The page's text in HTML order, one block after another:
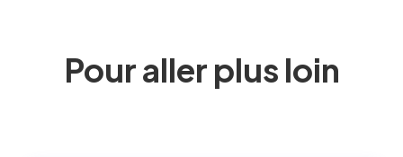
Pour aller plus loin